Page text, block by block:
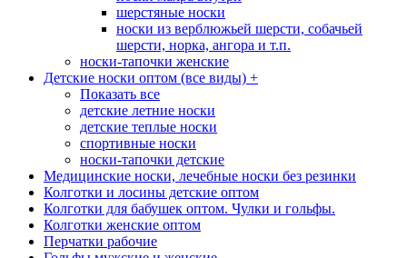
шерстяные носки
носки из верблюжьей шерсти, собачьей
шерсти, норка, ангора и т.п.
носки-тапочки женские
Детские носки оптом (все виды) +
Показать все
детские летние носки
детские теплые носки
спортивные носки
носки-тапочки детские
Медицинские носки, лечебные носки без резинки
Колготки и лосины детские оптом
Колготки для бабушек оптом. Чулки и гольфы.
Колготки женские оптом
Перчатки рабочие